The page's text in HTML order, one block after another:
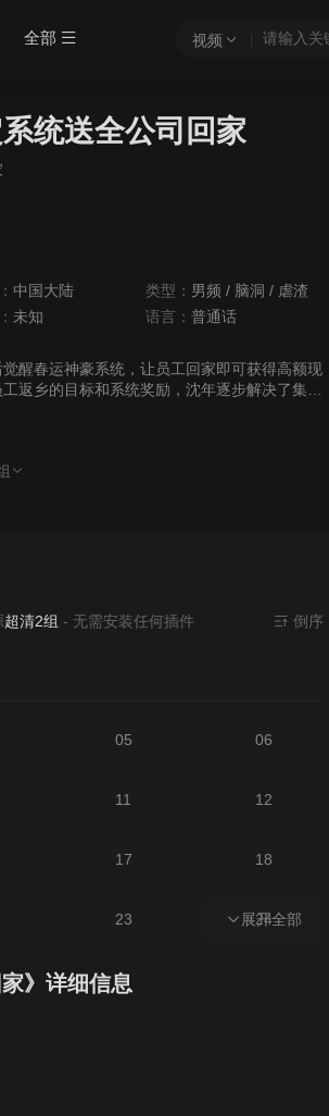
视频
全部
统送全公司回家
中国大陆 类型： 男频 / 脑洞 / 虐渣
未知 语言： 普通话
醒春运神豪系统，让员工回家即可获得高额现
返乡的目标和系统奖励，沈年逐步解决了集团
- 无需安装任何插件 倒序
05 06
11 12
17 18
23 24
29
展开全部
》详细信息